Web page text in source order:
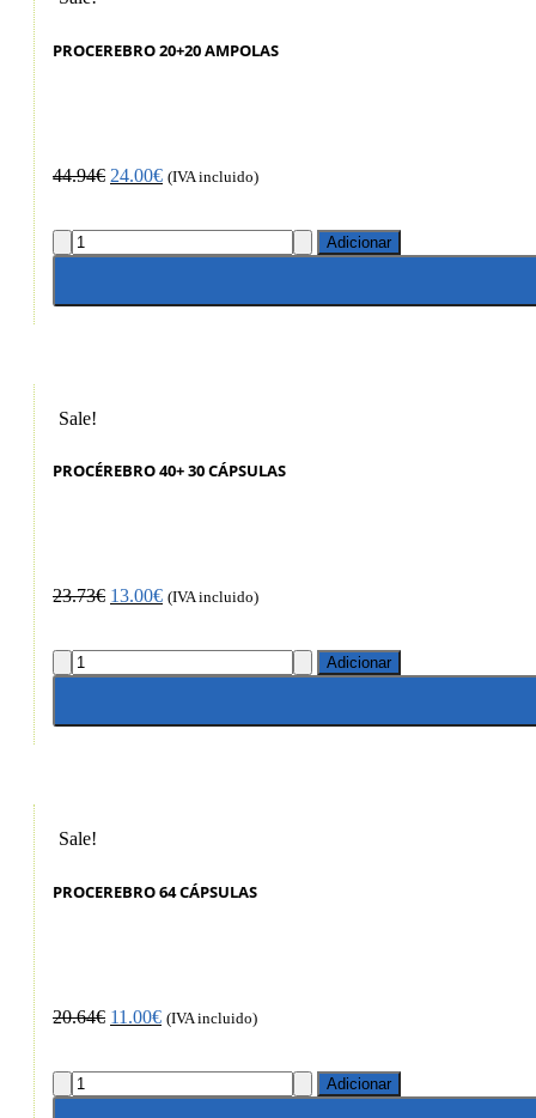
PROCEREBRO 20+20 AMPOLAS
44.94€ 24.00€ (IVA incluido)
Adicionar
Sale!
PROCÉREBRO 40+ 30 CÁPSULAS
23.73€ 13.00€ (IVA incluido)
Adicionar
Sale!
PROCEREBRO 64 CÁPSULAS
20.64€ 11.00€ (IVA incluido)
Adicionar